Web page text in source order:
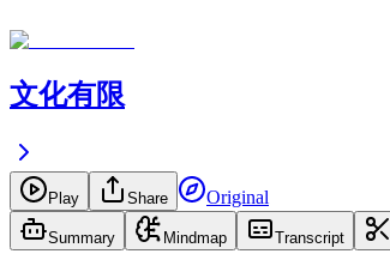
文化有限
Play Share Original
Summary Mindmap Transcript